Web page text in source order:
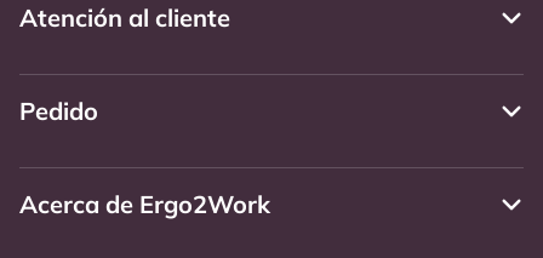
Atención al cliente
Pedido
Acerca de Ergo2Work